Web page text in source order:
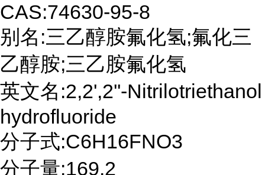
CAS:74630-95-8
别名:三乙醇胺氟化氢;氟化三
乙醇胺;三乙胺氟化氢
英文名:2,2',2''-Nitrilotriethanol
hydrofluoride
分子式:C6H16FNO3
分子量:169.2